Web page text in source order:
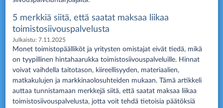
5 merkkiä siitä, että saatat maksaa liikaa
toimistosiivouspalvelusta
Julkaistu: 7.11.2025
Monet toimistopäälliköt ja yritysten omistajat eivät tiedä, mikä
on tyypillinen hintahaarukka toimistosiivouspalveluille. Hinnat
voivat vaihdella taitotason, kiireellisyyden, materiaalien,
matkakulujen ja markkinaolosuhteiden mukaan. Tämä artikkeli
auttaa tunnistamaan merkkejä siitä, että saatat maksaa liikaa
toimistosiivouspalvelusta, jotta voit tehdä tietoisia päätöksiä